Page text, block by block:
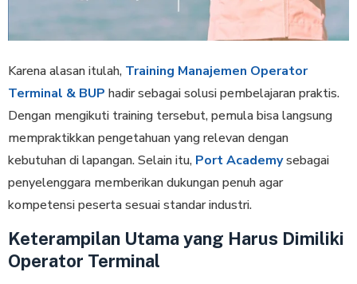
Karena alasan itulah, Training Manajemen Operator
Terminal & BUP hadir sebagai solusi pembelajaran praktis.
Dengan mengikuti training tersebut, pemula bisa langsung
mempraktikkan pengetahuan yang relevan dengan
kebutuhan di lapangan. Selain itu, Port Academysebagai
penyelenggara memberikan dukungan penuh agar
kompetensi peserta sesuai standar industri.
Keterampilan Utama yang Harus Dimiliki
Operator Terminal